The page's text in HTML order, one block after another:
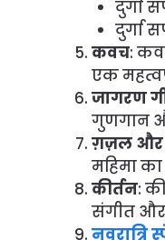
दुर्गा
दुर्गा
कवच:
एक
जागरण
गुणगान
ग़ज़ल और
महिमा
कीर्तन:
संगीत और
नवरात्रि